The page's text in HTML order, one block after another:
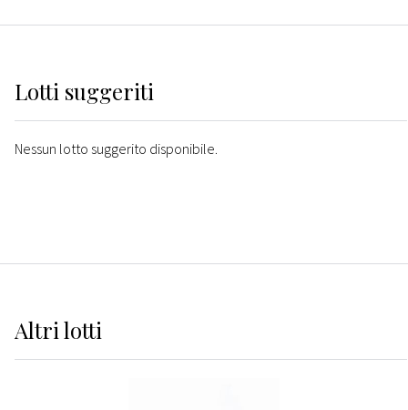
Lotti suggeriti
Nessun lotto suggerito disponibile.
Altrilotti